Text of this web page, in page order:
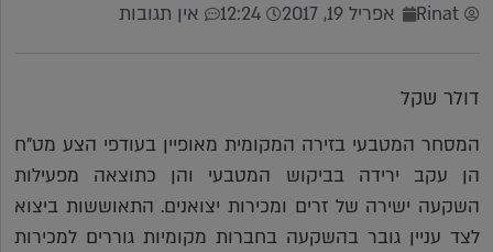
Rinat אפריל 19, 2017 12:24 אין תגובות
דולר שקל
המסחר המטבעי בזירה המקומית מאופיין בעודפי הצע מט"ח
הן עקב ירידה בביקוש המטבעי והן כתוצאה מפעילות
השקעה ישירה של זרים ומכירות יצואנים. התאוששות ביצוא
לצד עניין גובר בהשקעה בחברות מקומיות גוררים למכירות